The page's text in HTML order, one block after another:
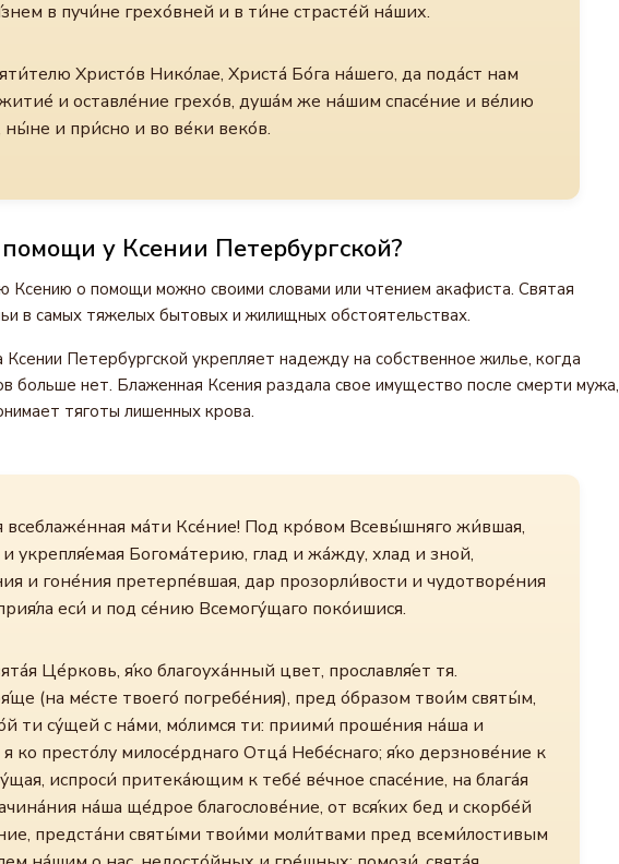
в пучи́не грехо́вней и в ти́не страсте́й на́ших.
Христо́в Нико́лае, Христа́ Бо́га на́шего, да пода́ст нам
и оставле́ние грехо́в, душа́м же на́шим спасе́ние и ве́лию
ны́не и при́сно и во ве́ки веко́в.
у Ксении Петербургской?
Ксению о помощи можно своими словами или чтением акафиста. Святая
в самых тяжелых бытовых и жилищных обстоятельствах.
Ксении Петербургской укрепляет надежду на собственное жилье, когда
больше нет. Блаженная Ксения раздала свое имущество после смерти мужа,
тяготы лишенных крова.
всеблаже́нная ма́ти Ксе́ние! Под кро́вом Всевы́шняго жи́вшая,
укрепля́емая Богома́терию, глад и жа́жду, хлад и зной,
и гоне́ния претерпе́вшая, дар прозорли́вости и чудотворе́ния
еси́ и под се́нию Всемогу́щаго поко́ишися.
Це́рковь, я́ко благоуха́нный цвет, прославля́ет тя.
(на ме́сте твоего́ погребе́ния), пред о́бразом твои́м святы́м,
ти су́щей с на́ми, мо́лимся ти: приими́ проше́ния на́ша и
ко престо́лу милосе́рднаго Отца́ Небе́снаго; я́ко дерзнове́ние к
испроси́ притека́ющим к тебе́ ве́чное спасе́ние, на блага́я
на́ша ще́дрое благослове́ние, от вся́ких бед и скорбе́й
предста́ни святы́ми твои́ми моли́твами пред всеми́лостивым